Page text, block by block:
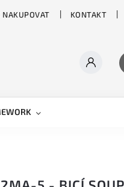
NAKUPOVAT KONTAKT